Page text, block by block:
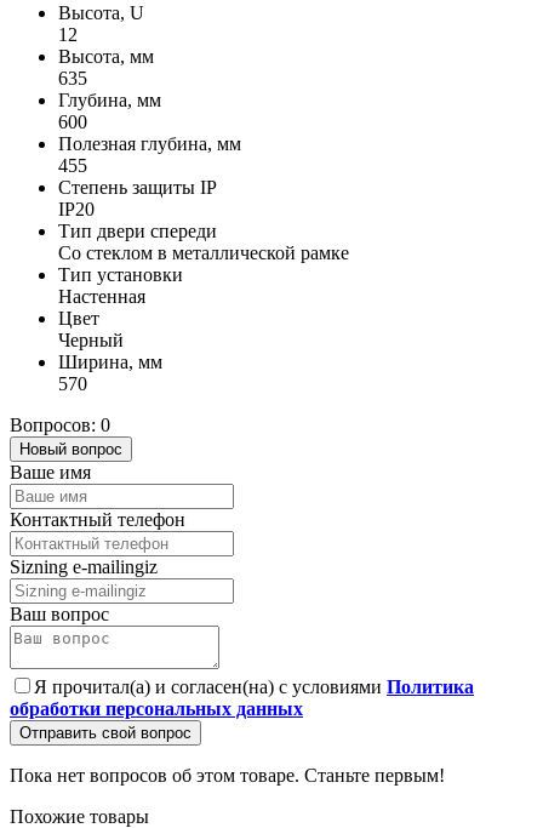
Высота, U
12
Высота, мм
635
Глубина, мм
600
Полезная глубина, мм
455
Степень защиты IP
IP20
Тип двери спереди
Со стеклом в металлической рамке
Тип установки
Настенная
Цвет
Черный
Ширина, мм
570
Вопросов: 0
Новый вопрос
Ваше имя
Контактный телефон
Sizning e-mailingiz
Ваш вопрос
Я прочитал(а) и согласен(на) с условиями Политика
обработки персональных данных
Отправить свой вопрос
Пока нет вопросов об этом товаре. Станьте первым!
Похожие товары